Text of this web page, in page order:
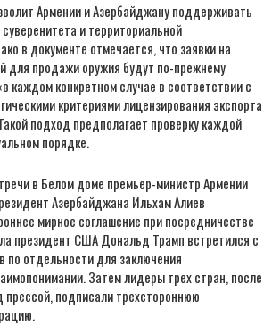
Армении и Азербайджану поддерживать
и территориальной
в документе отмечается, что заявки на
для продажи оружия будут по-прежнему
каждом конкретном случае в соответствии с
критериями лицензирования экспорта
подход предполагает проверку каждой
порядке.
в Белом доме премьер-министр Армении
Азербайджана Ильхам Алиев
мирное соглашение при посредничестве
президент США Дональд Трамп встретился с
по отдельности для заключения
Затем лидеры трех стран, после
прессой, подписали трехстороннюю